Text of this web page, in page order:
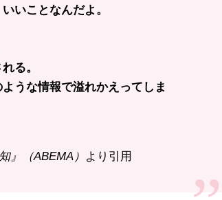
いことなんだよ。
る。
うな情報で溢れかえってしま
（ABEMA） より引用